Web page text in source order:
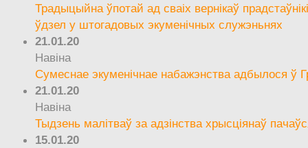
Традыцыйна ўпотай ад сваіх вернікаў
ўдзел у штогадовых экуменічных служэньнях
21.01.20
Навіна
Сумеснае экуменічнае набажэнства адбылося ў
21.01.20
Навіна
Тыдзень малітваў за адзінства хрысціянаў
15.01.20